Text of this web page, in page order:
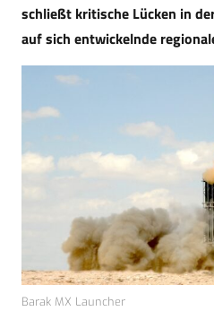
schließt kritische Lücken in
auf sich entwickelnde
Barak MX Launcher